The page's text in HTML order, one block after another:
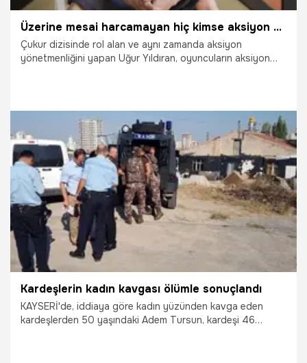
Üzerine mesai harcamayan hiç kimse aksiyon oynayamaz
Çukur dizisinde rol alan ve aynı zamanda aksiyon
yönetmenliğini yapan Uğur Yıldıran, oyuncuların aksiyon
29.06.2018 Arşiv
Kardeşlerin kadın kavgası ölümle sonuçlandı
KAYSERİ'de, iddiaya göre kadın yüzünden kavga eden
kardeşlerden 50 yaşındaki Adem Tursun, kardeşi 46